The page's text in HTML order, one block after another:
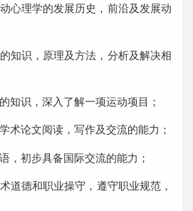
心理学的发展历史，前沿及发展动
知识，原理及方法，分析及解决相
知识，深入了解一项运动项目；
术论文阅读，写作及交流的能力；
，初步具备国际交流的能力；
道德和职业操守，遵守职业规范，